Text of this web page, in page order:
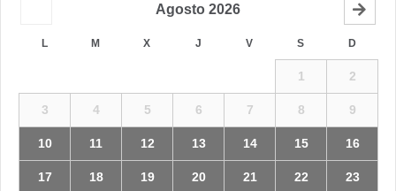
Agosto 2026
L M X J V S D
1 2
3 4 5 6 7 8 9
10 11 12 13 14 15 16
17 18 19 20 21 22 23